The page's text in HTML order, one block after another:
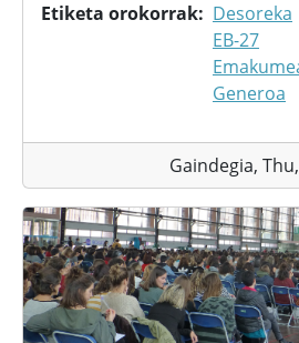
Etiketa orokorrak
Desoreka
EB-27
Generoa
Gaindegia,